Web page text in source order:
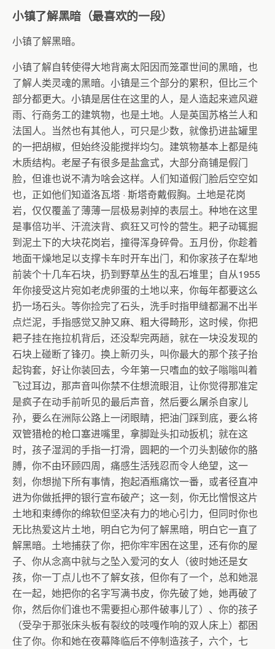
小镇了解黑暗（最喜欢的一段）
小镇了解黑暗。
小镇了解自转使得大地背离太阳因而笼罩世间的黑暗，也
了解人类灵魂的黑暗。小镇是三个部分的累积，但比三个
部分都更大。小镇是居住在这里的人，是人造起来遮风避
雨、行商务工的建筑物，也是土地。人是英国苏格兰人和
法国人。当然也有其他人，可只是少数，就像扔进盐罐里
的一把胡椒，但始终没能搅拌均匀。建筑物基本上都是纯
木质结构。老屋子有很多是盐盒式，大部分商铺是假门
脸，但谁也说不清为啥会这样。人们知道假门脸后空空如
也，正如他们知道洛瓦塔 · 斯塔奇戴假胸。土地是花岗
岩，仅仅覆盖了薄薄一层极易剥掉的表层土。种地在这里
是事倍功半、汗流浃背、疯狂又可怜的营生。耙子动辄掘
到泥土下的大块花岗岩，撞得浑身碎骨。五月份，你趁着
地面干燥地足以支撑卡车时开车出门，和你家孩子在犁地
前装个十几车石块，扔到野草丛生的乱石堆里；自从1955
年你接受这片宛如老虎卵蛋的土地以来，你每年都要这么
扔一场石头。等你捡完了石头，洗手时指甲缝都漏不出半
点烂泥，手指感觉又肿又麻、粗大得畸形，这时候，你把
耙子挂在拖拉机背后，还没犁完两趟，就在一块没发现的
石块上碰断了锋刃。换上新刃头，叫你最大的那个孩子抬
起钩套，好让你装回去，今年第一只嗜血的蚊子嗡嗡叫着
飞过耳边，那声音叫你禁不住想流眼泪，让你觉得那准定
是疯子在动手前听见的最后声音，然后要么屠杀自家儿
孙，要么在洲际公路上一闭眼睛，把油门踩到底，要么将
双管猎枪的枪口塞进嘴里，拿脚趾头扣动扳机；就在这
时，孩子湿润的手指一打滑，圆耙的一个刃头割破你的胳
膊，你不由环顾四周，痛感生活残忍而令人绝望，这一
刻，你想抛下所有事情，抱起酒瓶痛饮一番，或者径直冲
进为你做抵押的银行宣布破产；这一刻，你无比憎恨这片
土地和束缚你的绵软但坚决有力的地心引力，但同时你也
无比热爱这片土地，明白它为何了解黑暗，明白它一直了
解黑暗。土地捕获了你，把你牢牢困在这里，还有你的屋
子、你从念高中就与之坠入爱河的女人（彼时她还是女
孩，你一丁点儿也不了解女孩，但你有了一个，总和她混
在一起，她把你的名字写满书皮，你先破了她，她再破了
你，然后你们谁也不需要担心那件破事儿了）、你的孩子
（受孕于那张床头板有裂纹的吱嘎作响的双人床上）都困
住了你。你和她在夜幕降临后不停制造孩子，六个，七